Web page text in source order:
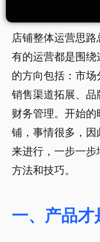
店铺整体运营思
有的运营都是围
的方向包括：市场
销售渠道拓展、
财务管理。开始
铺，事情很多，
来进行，一步一
方法和技巧。
一、产品才